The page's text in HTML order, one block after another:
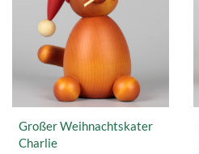
Großer Weihnachtskater
Charlie